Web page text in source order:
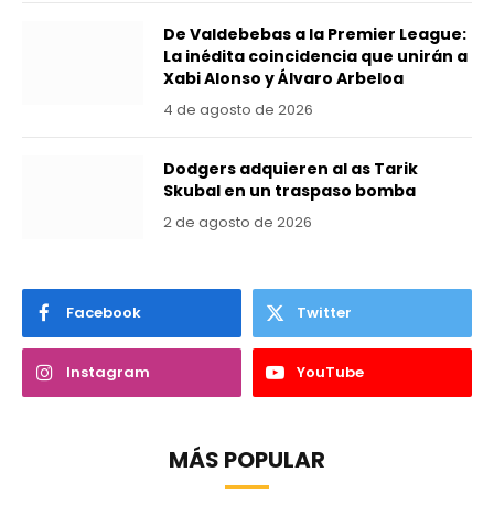
De Valdebebas a la Premier League:
La inédita coincidencia que unirán a
Xabi Alonso y Álvaro Arbeloa
4 de agosto de 2026
Dodgers adquieren al as Tarik
Skubal en un traspaso bomba
2 de agosto de 2026
Facebook Twitter
Instagram YouTube
MÁS POPULAR